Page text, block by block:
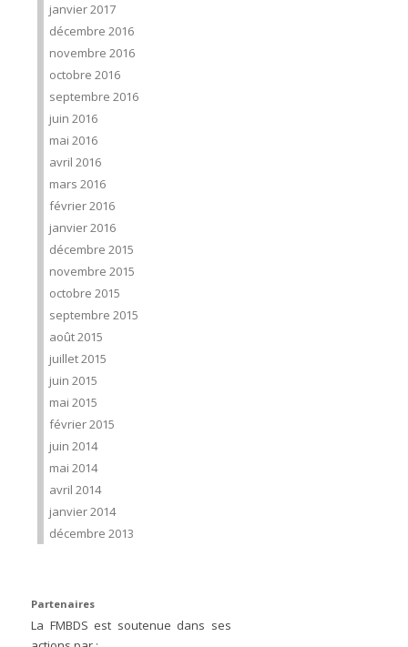
janvier 2017
décembre 2016
novembre 2016
octobre 2016
septembre 2016
juin 2016
mai 2016
avril 2016
mars 2016
février 2016
janvier 2016
décembre 2015
novembre 2015
octobre 2015
septembre 2015
août 2015
juillet 2015
juin 2015
mai 2015
février 2015
juin 2014
mai 2014
avril 2014
janvier 2014
décembre 2013
Partenaires
La FMBDS est soutenue dans ses